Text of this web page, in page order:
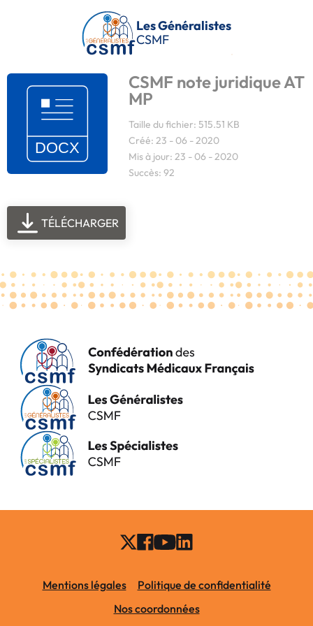
Passer au contenu principal
Les Généralistes
CSMF
CSMF note juridique AT
MP
Taille du fichier: 515.51 KB
Créé: 23 - 06 - 2020
Mis à jour: 23 - 06 - 2020
Succès: 92
TÉLÉCHARGER
Mentions légales
Politique de confidentialité
Nos coordonnées